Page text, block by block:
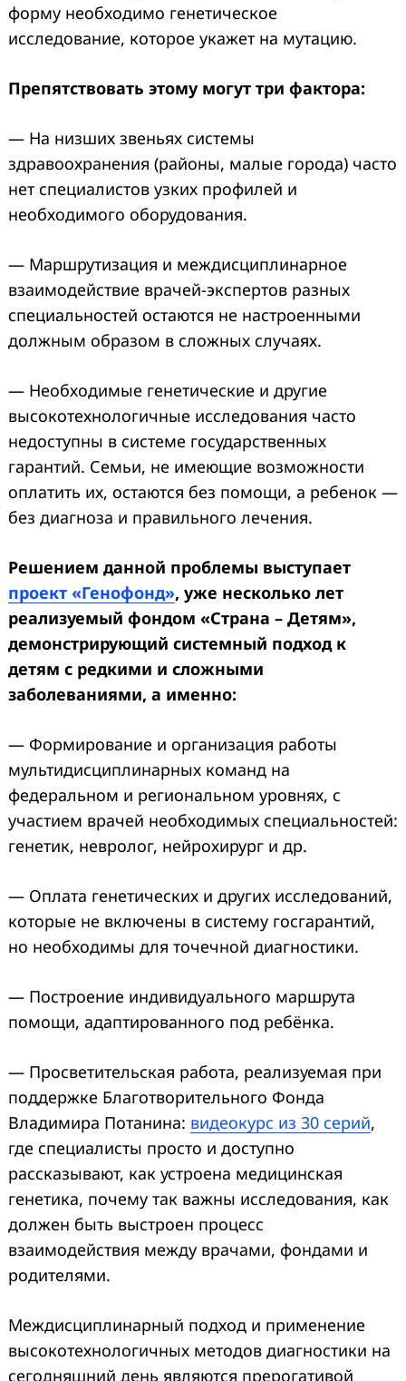
форму необходимо генетическое
исследование, которое укажет на мутацию.
Препятствовать этому могут три фактора:
— На низших звеньях системы
здравоохранения (районы, малые города) часто
нет специалистов узких профилей и
необходимого оборудования.
— Маршрутизация и междисциплинарное
взаимодействие врачей-экспертов разных
специальностей остаются не настроенными
должным образом в сложных случаях.
— Необходимые генетические и другие
высокотехнологичные исследования часто
недоступны в системе государственных
гарантий. Семьи, не имеющие возможности
оплатить их, остаются без помощи, а ребенок —
без диагноза и правильного лечения.
Решением данной проблемы выступает
проект «Генофонд», уже несколько лет
реализуемый фондом «Страна – Детям»,
демонстрирующий системный подход к
детям с редкими и сложными
заболеваниями, а именно:
— Формирование и организация работы
мультидисциплинарных команд на
федеральном и региональном уровнях, с
участием врачей необходимых специальностей:
генетик, невролог, нейрохирург и др.
— Оплата генетических и других исследований,
которые не включены в систему госгарантий,
но необходимы для точечной диагностики.
— Построение индивидуального маршрута
помощи, адаптированного под ребёнка.
— Просветительская работа, реализуемая при
поддержке Благотворительного Фонда
Владимира Потанина: видеокурс из 30 серий,
где специалисты просто и доступно
рассказывают, как устроена медицинская
генетика, почему так важны исследования, как
должен быть выстроен процесс
взаимодействия между врачами, фондами и
родителями.
Междисциплинарный подход и применение
высокотехнологичных методов диагностики на
сегодняшний день являются прерогативой